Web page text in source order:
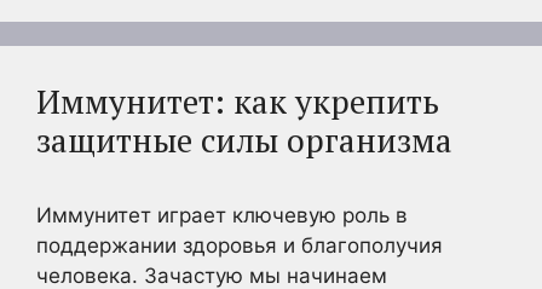
Иммунитет: как укрепить
защитные силы организма
Иммунитет играет ключевую роль в
поддержании здоровья и благополучия
человека. Зачастую мы начинаем